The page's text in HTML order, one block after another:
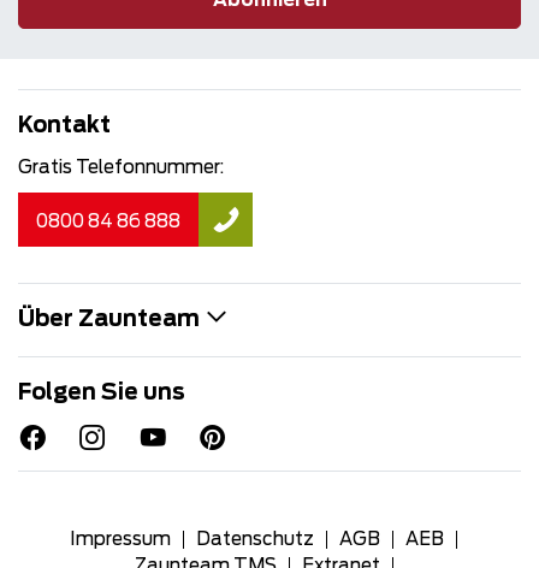
Kontakt
Gratis Telefonnummer:
0800 84 86 888
Über Zaunteam
Folgen Sie uns
Impressum Datenschutz AGB
AEB